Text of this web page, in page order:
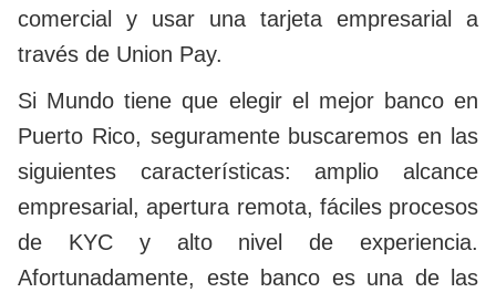
comercial y usar una tarjeta empresarial a
través de Union Pay.
Si Mundo tiene que elegir el mejor banco en
Puerto Rico, seguramente buscaremos en las
siguientes características: amplio alcance
empresarial, apertura remota, fáciles procesos
de KYC y alto nivel de experiencia.
Afortunadamente, este banco es una de las